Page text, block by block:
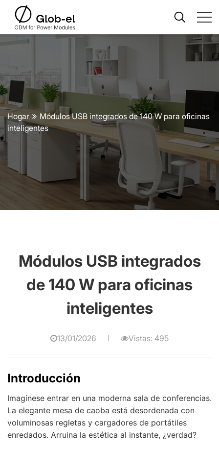
Hogar
Módulos USB integrados de 140 W para oficinas
inteligentes
Módulos USB integrados
de 140 W para oficinas
inteligentes
13/01/2026 Vistas: 495
Introducción
Imagínese entrar en una moderna sala de conferencias.
La elegante mesa de caoba está desordenada con
voluminosas regletas y cargadores de portátiles
enredados. Arruina la estética al instante, ¿verdad?